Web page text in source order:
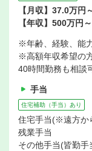
【月収】37.0万円
【年収】500万円
※年齢、経験、能
※高額年収希望の
40時間勤務も相談
手当
住宅補助（手当）あり
住宅手当(※遠方か
残業手当
その他手当(皆勤手